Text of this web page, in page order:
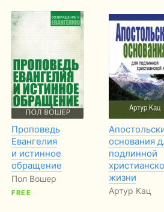
Проповедь
Евангелия
и истинное
обращение
Пол Вошер
FREE
основания
подлинной
жизни
Артур Кац